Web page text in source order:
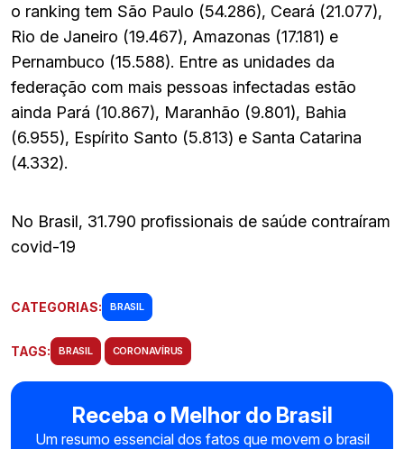
o ranking tem São Paulo (54.286), Ceará (21.077),
Rio de Janeiro (19.467), Amazonas (17.181) e
Pernambuco (15.588). Entre as unidades da
federação com mais pessoas infectadas estão
ainda Pará (10.867), Maranhão (9.801), Bahia
(6.955), Espírito Santo (5.813) e Santa Catarina
(4.332).
No Brasil, 31.790 profissionais de saúde contraíram
covid-19
CATEGORIAS: BRASIL
TAGS: BRASIL CORONAVÍRUS
Receba o Melhor do Brasil
Um resumo essencial dos fatos que movem o brasil